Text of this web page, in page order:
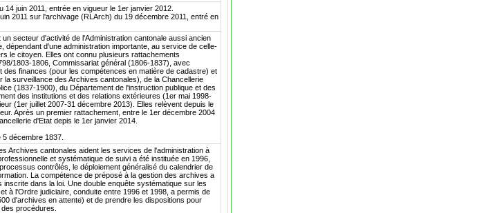
juin 2011, entrée en vigueur le 1er janvier 2012.
2011 sur l'archivage (RLArch) du 19 décembre 2011, entré en
secteur d'activité de l'Administration cantonale aussi ancien
dépendant d'une administration importante, au service de celle-
le citoyen. Elles ont connu plusieurs rattachements
1803-1806, Commissariat général (1806-1837), avec
des finances (pour les compétences en matière de cadastre) et
la surveillance des Archives cantonales), de la Chancellerie
(1837-1900), du Département de l'instruction publique et des
des institutions et des relations extérieures (1er mai 1998-
(1er juillet 2007-31 décembre 2013). Elles relèvent depuis le
Après un premier rattachement, entre le 1er décembre 2004
d'Etat depis le 1er janvier 2014.
décembre 1837.
Archives cantonales aident les services de l'administration à
et systématique de suivi a été instituée en 1996,
contrôlés, le déploiement généralisé du calendrier de
La compétence de préposé à la gestion des archives a
dans la loi. Une double enquête systématique sur les
à l'Ordre judiciaire, conduite entre 1996 et 1998, a permis de
d'archives en attente) et de prendre les dispositions pour
procédures.